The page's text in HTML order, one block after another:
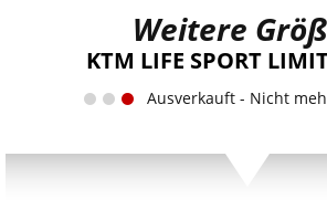
Weitere
KTM LIFE SPORT
Ausverkauft - Nicht